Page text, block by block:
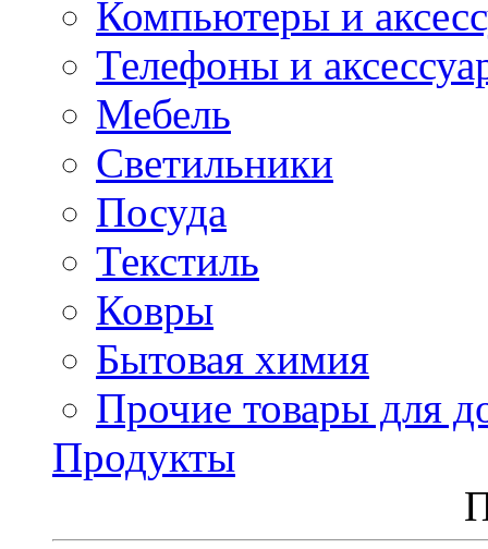
Компьютеры и
Телефоны и
Мебель
Светильники
Посуда
Текстиль
Ковры
Бытовая химия
Прочие товары для
Продукты